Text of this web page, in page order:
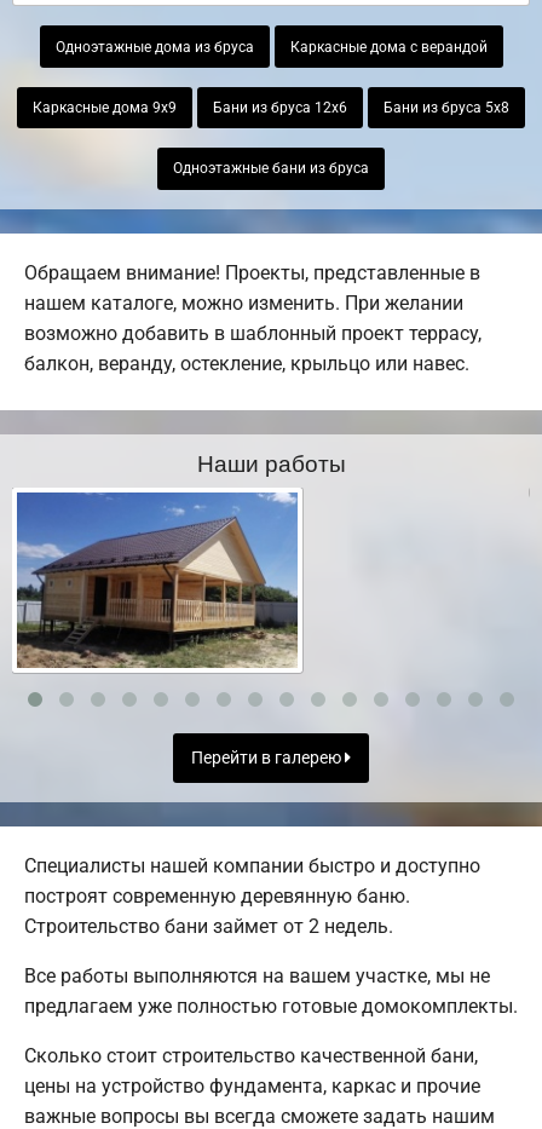
Одноэтажные дома из бруса Каркасные дома с верандой
Каркасные дома 9х9 Бани из бруса 12х6 Бани из бруса 5х8
Одноэтажные бани из бруса
Обращаем внимание! Проекты, представленные в
нашем каталоге, можно изменить. При желании
возможно добавить в шаблонный проект террасу,
балкон, веранду, остекление, крыльцо или навес.
Наши работы
Перейти в галерею
Специалисты нашей компании быстро и доступно
построят современную деревянную баню.
Строительство бани займет от 2 недель.
Все работы выполняются на вашем участке, мы не
предлагаем уже полностью готовые домокомплекты.
Сколько стоит строительство качественной бани,
цены на устройство фундамента, каркас и прочие
важные вопросы вы всегда сможете задать нашим